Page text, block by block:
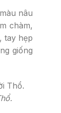
nâu
chàm,
tay hẹp
giống